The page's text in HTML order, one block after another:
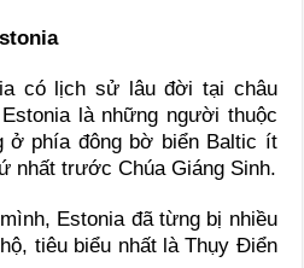
có lịch sử lâu đời tại châu
là những người thuộc
ở phía đông bờ biển Baltic ít
nhất trước Chúa Giáng Sinh.
Estonia đã từng bị nhiều
tiêu biểu nhất là Thụy Điển